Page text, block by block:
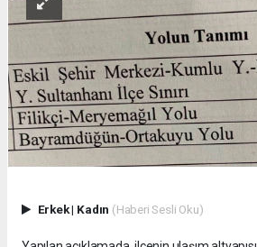
Erkek| Kadın (Haberi Sesli Oku)